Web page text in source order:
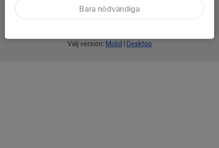
Välj version: Mobil Desktop
Bara nödvändiga